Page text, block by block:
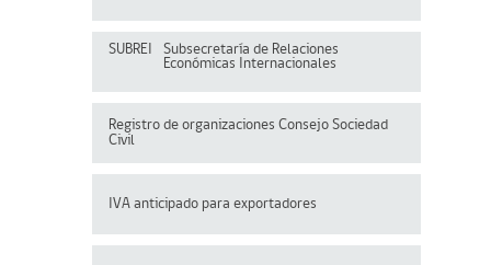
SUBREI
Subsecretaría de Relaciones
Económicas Internacionales
Registro de organizaciones Consejo Sociedad
Civil
IVA anticipado para exportadores